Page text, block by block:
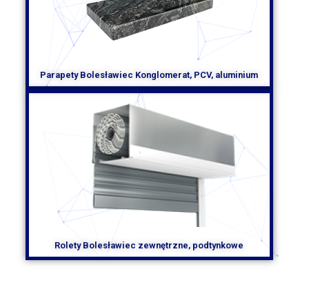
Parapety Bolesławiec Konglomerat, PCV, aluminium
Rolety Bolesławiec zewnętrzne, podtynkowe